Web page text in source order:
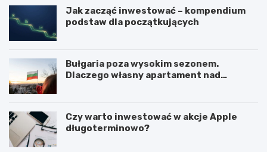
Jak zacząć inwestować – kompendium
podstaw dla początkujących
Bułgaria poza wysokim sezonem.
Dlaczego własny apartament nad
Czy warto inwestować w akcje Apple
długoterminowo?